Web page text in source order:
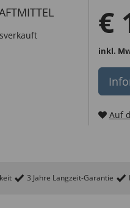
€
inkl.
Auf
3 Jahre Langzeit-Garantie